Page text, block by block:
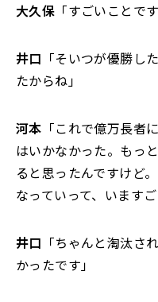
大久保 「すごいことです
井口 「そいつが優勝し
たからね」
河本 「これで億万長者
はいかなかった。もっ
ると思ったんですけど
なっていって、います
井口 「ちゃんと淘汰さ
かったです」